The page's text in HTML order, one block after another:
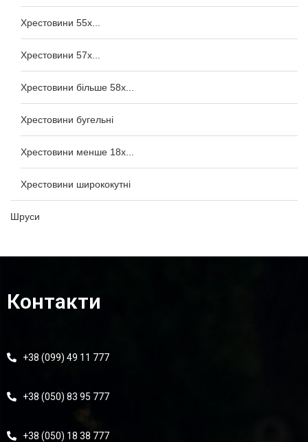
Хрестовини 55x...
Хрестовини 57x...
Хрестовини більше 58x...
Хрестовини бугельні
Хрестовини менше 18x...
Хрестовини ширококутні
Шруси
Контакти
+38 (099) 49 11 777
+38 (050) 83 95 777
+38 (050) 18 38 777